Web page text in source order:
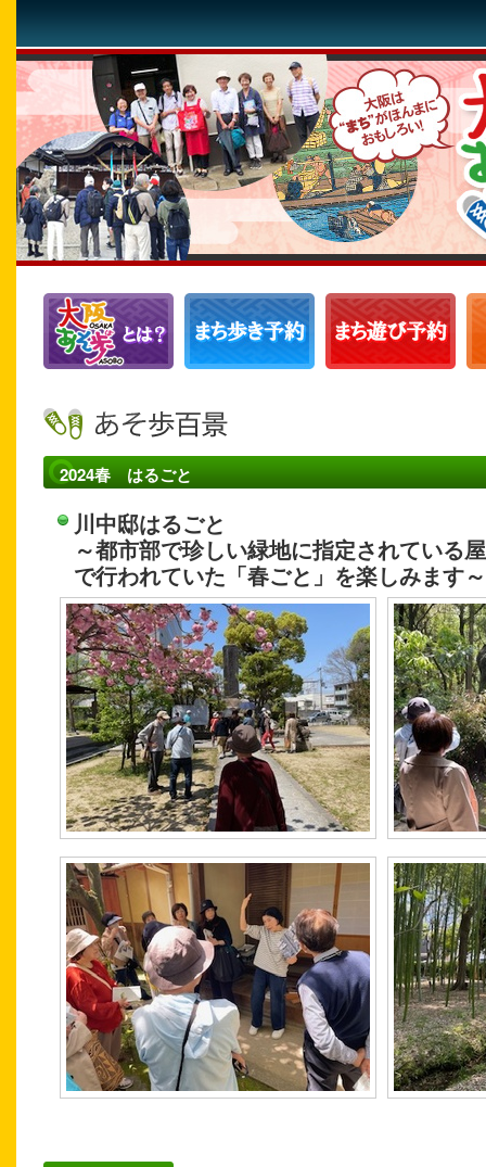
2024春 はるごと
川中邸はるごと
～都市部で珍しい緑地に指定されている
で行われていた「春ごと」を楽しみます～